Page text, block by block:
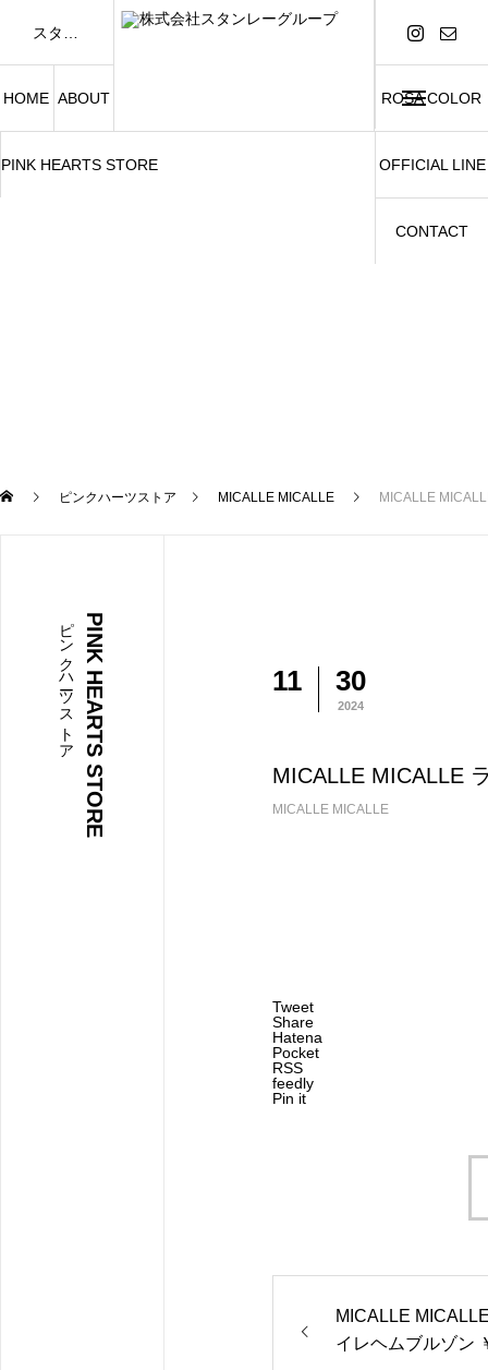
HOME ABOUT
PINK HEARTS STORE
ROSA COLOR
OFFICIAL LINE
CONTACT
ピンクハーツストア MICALLE MICALLE MICALLE
PINK HEARTS STORE
ピンクハーツストア 11 30
2024
MICALLE MICALLE
MICALLE MICALLE
Tweet
Share
Hatena
Pocket
RSS
feedly
Pin it
MICALLE
イレヘムブルゾン